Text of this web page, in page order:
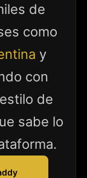
de
como
y
con
de
sabe lo